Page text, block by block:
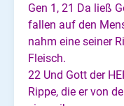
Gen 1, 21 Da ließ
fallen auf den
nahm eine seiner
Fleisch.
22 Und Gott der
Rippe, die er von